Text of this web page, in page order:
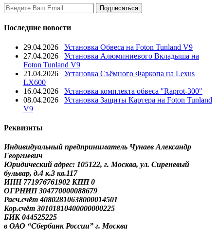
Последние новости
29.04.2026
Установка Обвеса на Foton Tunland V9
27.04.2026
Установка Алюминиевого Вкладыша на
Foton Tunland V9
21.04.2026
Установка Съёмного Фаркопа на Lexus
LX600
16.04.2026
Установка комплекта обвеса "Raprot-300"
08.04.2026
Установка Защиты Картера на Foton Tunland
V9
Реквизиты
Индивидуальный предприниматель Чунаев Александр
Георгиевич
Юридический адрес: 105122, г. Москва, ул. Сиреневый
бульвар, д.4 к.3 кв.117
ИНН 771976761902 КПП 0
ОГРНИП 304770000088679
Расч.счёт 40802810638000014501
Кор.счёт 30101810400000000225
БИК 044525225
в ОАО “Сбербанк России” г. Москва